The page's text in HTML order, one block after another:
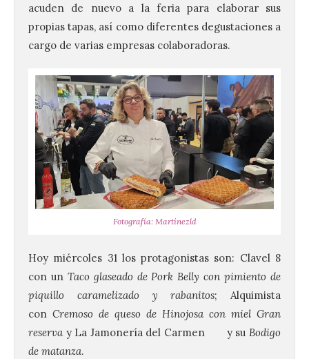
acuden de nuevo a la feria para elaborar sus
propias tapas, así como diferentes degustaciones a
cargo de varias empresas colaboradoras.
Fotografía: Martínezld
Hoy miércoles 31 los protagonistas son: Clavel 8
con un Taco glaseado de Pork Belly con pimiento de
piquillo caramelizado y rabanitos; Alquimista
con Cremoso de queso de Hinojosa con miel Gran
reserva y La Jamonería del Carmen y su Bodigo
de matanza.